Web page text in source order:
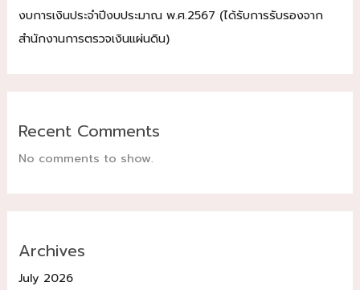
งบการเงินประจำปีงบประมาณ พ.ศ.2567 (ได้รับการรับรองจาก
สำนักงานการตรวจเงินแผ่นดิน)
Recent Comments
No comments to show.
Archives
July 2026